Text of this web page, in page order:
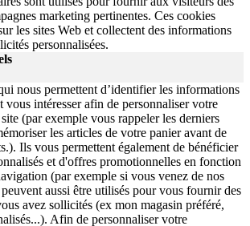
marketing pertinentes. Ces cookies
les sites Web et collectent des informations
personnalisées.
nous permettent d’identifier les informations
vous intéresser afin de personnaliser votre
(par exemple vous rappeler les derniers
les articles de votre panier avant de
Ils vous permettent également de bénéficier
et d'offres promotionnelles en fonction
(par exemple si vous venez de nos
aussi être utilisés pour vous fournir des
avez sollicités (ex mon magasin préféré,
Afin de personnaliser votre